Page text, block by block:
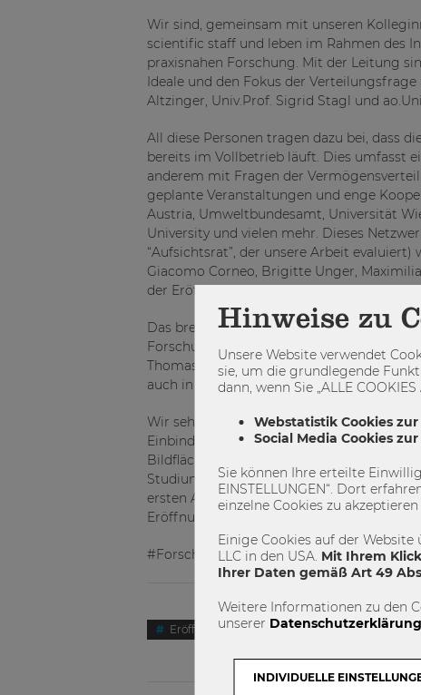
Wir sind, gemeinsam mit unseren
scientific staff und leben im Rahmen des
praxisnahen Forschung. Mit der Leitung
Ideale und den Fokus der
Altzinger, Univ.Prof. Sigrid Stagl und
All diese Personen tragen dazu bei, dass
bereits im Vollbetrieb läuft. Dies umfasst
anderem mit Fragen der
geplante Veranstaltungen und enge
Austria, Umweltbundesamt, Universität
University und vielen mehr. Dieses
“Aufsichtsrat”, der unsere Arbeit evaluiert)
Giacomo Corneo, Brigitte Unger,
der Eröffnung sein wird – enthält.
Das breite Interesse am INEQ Institut ist
Forschung in diesem Bereich geschuldet.
Thomas Piketty, Emmanuel Saez, Gabriel
auch in der Ökonomie wieder salonfähig
Wir sehen unsere Aufgabe jedoch nicht
Einbindung aktueller Ergebnisse in die
Bildfläche verschwinden und somit muss
Studium an zukünftige ForscherInnen,
ersten Angebote, um Studierende stärker
Eröffnungskonferenz bekannt gegeben.
#Forschungsinstitut #INEQ #Forschung
Eröffnung Forschung
Hinweise zu
Unsere Website verwendet
sie, um die grundlegende
dann, wenn Sie „ALLE
Webstatistik Cookies
Social Media Cookies
Sie können Ihre erteilte
EINSTELLUNGEN“. Dort
einzelne Cookies zu
Einige Cookies auf der
LLC in den USA. Mit Ihrem
Ihrer Daten gemäß Art 49
Weitere Informationen zu den
unserer Datenschutzerklärung
INDIVIDUELLE